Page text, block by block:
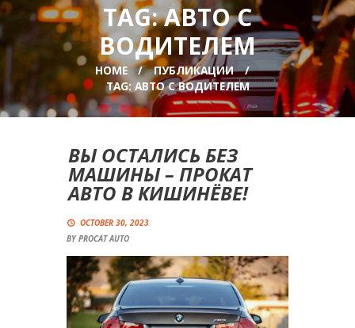
TAG: АВТО С
ВОДИТЕЛЕМ
HOME
ПУБЛИКАЦИИ
TAG: АВТО С ВОДИТЕЛЕМ
ВЫ ОСТАЛИСЬ БЕЗ
МАШИНЫ – ПРОКАТ
АВТО В КИШИНЁВЕ!
OCTOBER 30, 2023
BYPROCAT AUTO